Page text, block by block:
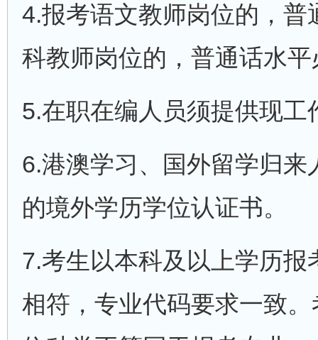
4.报考语文教师岗位的，
科教师岗位的，普通话水
5.在职在编人员须提供现
6.港澳学习、国外留学归
的境外学历学位认证书。
7.考生以本科及以上学历
相符，专业代码要求一致